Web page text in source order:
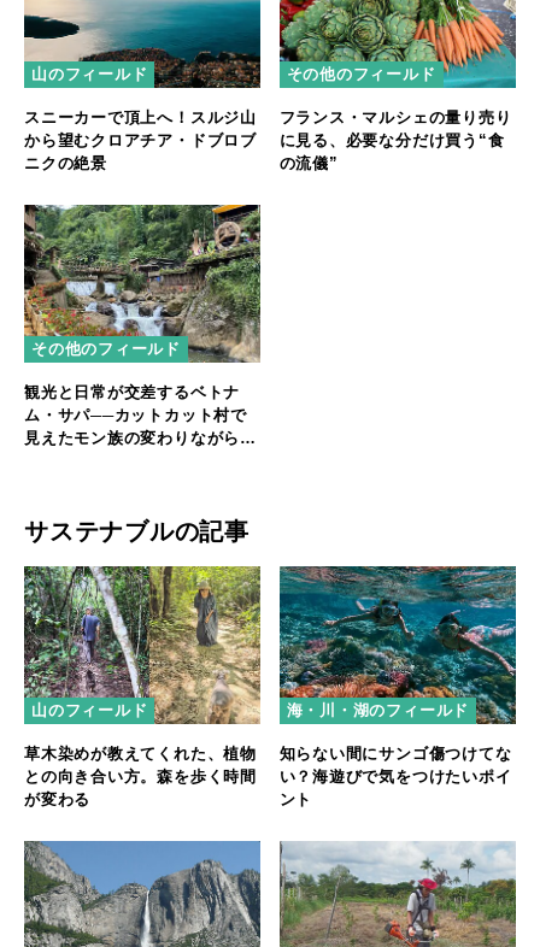
山のフィールド
スニーカーで頂上へ！スルジ山
から望むクロアチア・ドブロブ
ニクの絶景
その他のフィールド
フランス・マルシェの量り売り
に見る、必要な分だけ買う“食
の流儀”
その他のフィールド
観光と日常が交差するベトナ
ム・サパ──カットカット村で
見えたモン族の変わりながら続
サステナブルの記事
山のフィールド
草木染めが教えてくれた、植物
との向き合い方。森を歩く時間
が変わる
海・川・湖のフィールド
知らない間にサンゴ傷つけてな
い？海遊びで気をつけたいポイ
ント